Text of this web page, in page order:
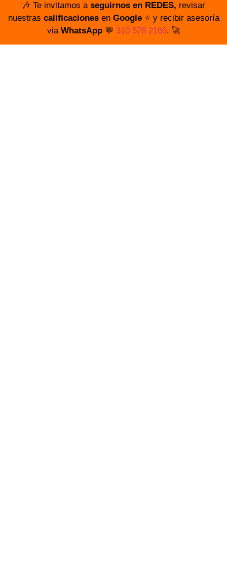
🎶 Te invitamos a seguirnos en REDES, revisar
nuestras calificacionesen Google⭐️ y recibir asesoría
via WhatsApp💬 310 578 2169. 🚀